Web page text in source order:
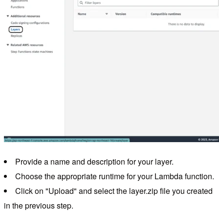
Provide a name and description for your layer.
Choose the appropriate runtime for your Lambda function.
Click on "Upload" and select the layer.zip file you created
in the previous step.